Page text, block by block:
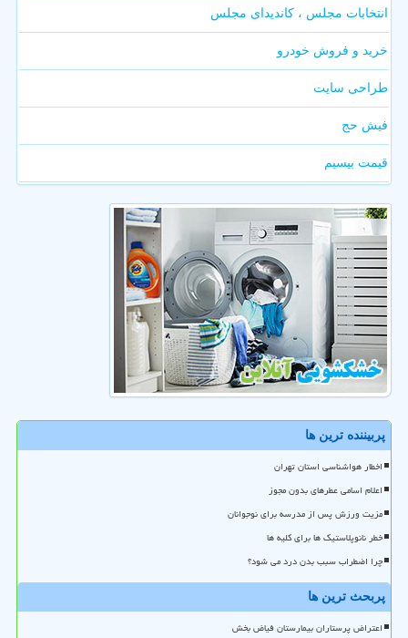
انتخابات مجلس ، کاندیدای مجلس
خرید و فروش خودرو
طراحی سایت
فیش حج
قیمت بیسیم
پربیننده ترین ها
اخطار هواشناسی استان تهران
اعلام اسامی عطرهای بدون مجوز
مزیت ورزش پس از مدرسه برای نوجوانان
خطر نانوپلاستیک ها برای کلیه ها
چرا اضطراب سبب بدن درد می شود؟
پربحث ترین ها
اعتراض پرستاران بیمارستان فیاض بخش